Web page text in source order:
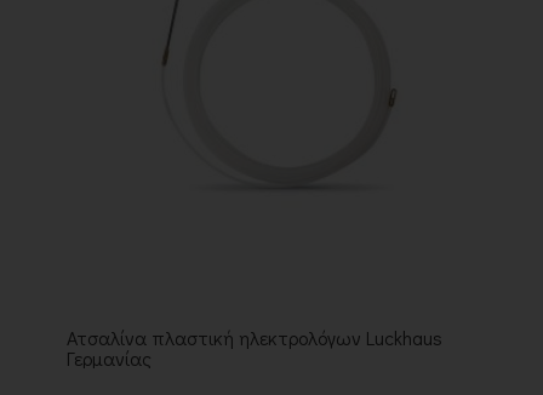
Ατσαλίνα πλαστική ηλεκτρολόγων Luckhaus
Γερμανίας